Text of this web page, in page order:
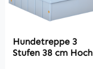
Hundetreppe 3
Stufen 38 cm Hoch